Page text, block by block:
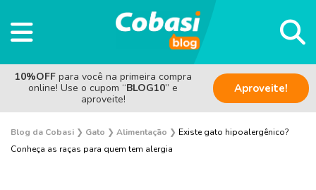
10%OFF para você na primeira compra
online! Use o cupom “BLOG10” e
aproveite!
Aproveite!
Blog da Cobasi ❯ Gato ❯ Alimentação ❯ Existe gato hipoalergênico?
Conheça as raças para quem tem alergia